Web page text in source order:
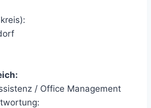
/ Office Management